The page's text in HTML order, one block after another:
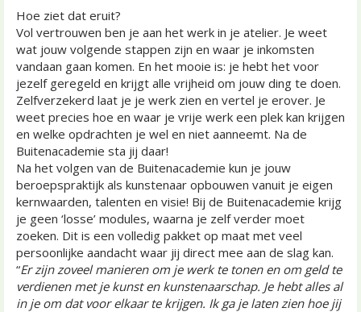
Hoe ziet dat eruit?
Vol vertrouwen ben je aan het werk in je atelier. Je weet
wat jouw volgende stappen zijn en waar je inkomsten
vandaan gaan komen. En het mooie is: je hebt het voor
jezelf geregeld en krijgt alle vrijheid om jouw ding te doen.
Zelfverzekerd laat je je werk zien en vertel je erover. Je
weet precies hoe en waar je vrije werk een plek kan krijgen
en welke opdrachten je wel en niet aanneemt. Na de
Buitenacademie sta jij daar!
Na het volgen van de Buitenacademie kun je jouw
beroepspraktijk als kunstenaar opbouwen vanuit je eigen
kernwaarden, talenten en visie! Bij de Buitenacademie krijg
je geen ‘losse’ modules, waarna je zelf verder moet
zoeken. Dit is een volledig pakket op maat met veel
persoonlijke aandacht waar jij direct mee aan de slag kan.
“Er zijn zoveel manieren om je werk te tonen en om geld te
verdienen met je kunst en kunstenaarschap. Je hebt alles al
in je om dat voor elkaar te krijgen. Ik ga je laten zien hoe jij